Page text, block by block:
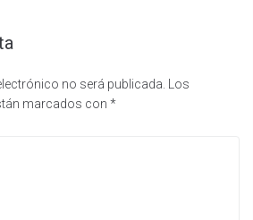
no será publicada.
Los
marcados con *